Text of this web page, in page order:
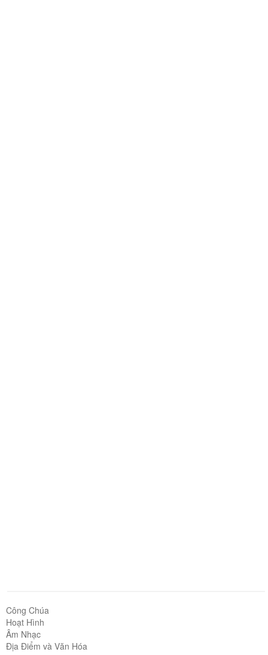
Công Chúa
Hoạt Hình
Âm Nhạc
Địa Điểm và Văn Hóa